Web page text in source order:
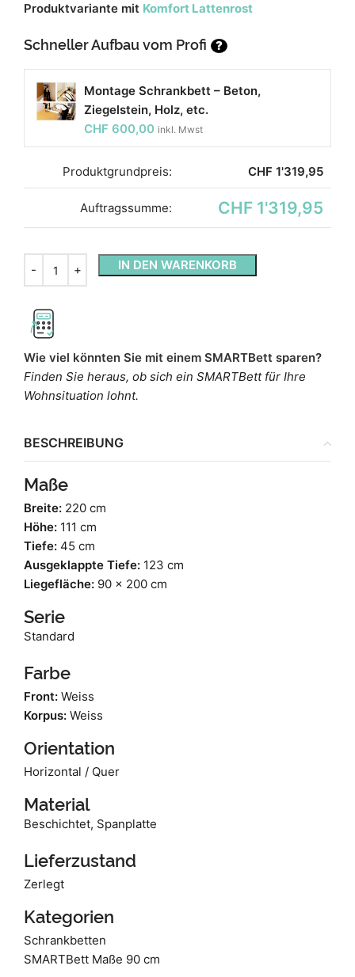
Produktvariante mit Komfort Lattenrost
Schneller Aufbau vom Profi ?
Montage Schrankbett – Beton,
Ziegelstein, Holz, etc.
CHF 600,00 inkl. Mwst
Produktgrundpreis: CHF 1'319,95
Auftragssumme: CHF 1'319,95
IN DEN WARENKORB
Wie viel könnten Sie mit einem SMARTBett sparen?
Finden Sie heraus, ob sich ein SMARTBett für Ihre
Wohnsituation lohnt.
BESCHREIBUNG
Maße
Breite: 220 cm
Höhe: 111 cm
Tiefe: 45 cm
Ausgeklappte Tiefe: 123 cm
Liegefläche: 90 x 200 cm
Serie
Standard
Farbe
Front: Weiss
Korpus: Weiss
Orientation
Horizontal / Quer
Material
Beschichtet, Spanplatte
Lieferzustand
Zerlegt
Kategorien
Schrankbetten
SMARTBett Maße 90 cm